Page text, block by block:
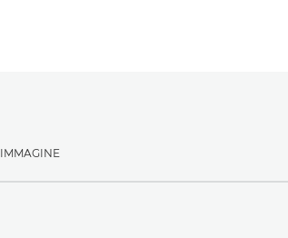
IMMAGINE